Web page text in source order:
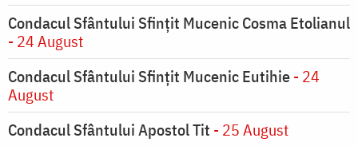
Condacul Sfântului Sfinţit Mucenic Cosma Etolianul
- 24 August
Condacul Sfântului Sfinţit Mucenic Eutihie- 24
August
Condacul Sfântului Apostol Tit - 25 August